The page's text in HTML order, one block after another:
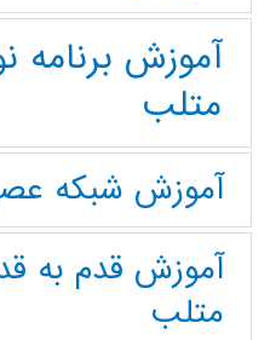
آموزش برنامه
متلب
آموزش شبکه
آموزش قدم به
متلب